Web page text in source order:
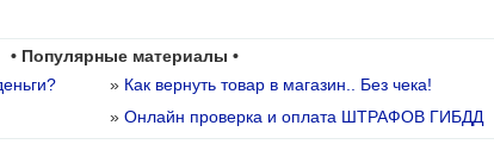
• Популярные материалы •
» Как вернуть товар в магазин.. Без чека!
» Онлайн проверка и оплата ШТРАФОВ ГИБДД